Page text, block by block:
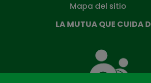
Mapa del sitio
LA MUTUA QUE CUIDA
Mutua
que